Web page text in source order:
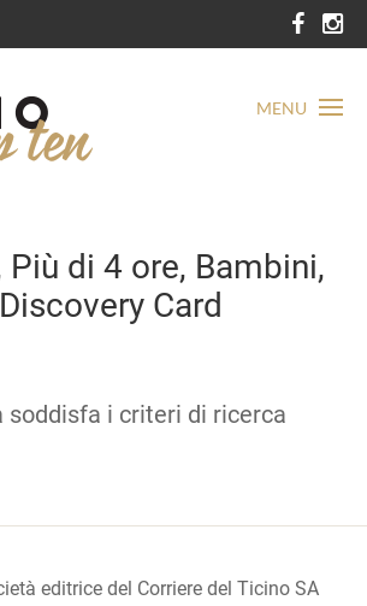
MENU
Più di 4 ore, Bambini,
Card
soddisfa i criteri di ricerca
editrice del Corriere del Ticino SA